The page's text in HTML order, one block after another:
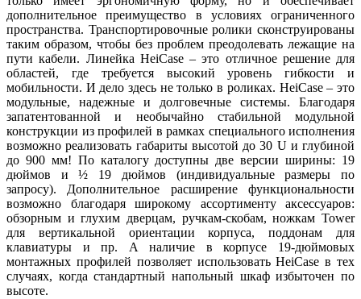
дополнительное преимущество в условиях ограниченного
пространства. Транспортировочные ролики сконструированы
таким образом, чтобы без проблем преодолевать лежащие на
пути кабели. Линейка HeiCase – это отличное решение для
областей, где требуется высокий уровень гибкости и
мобильности. И дело здесь не только в роликах. HeiCase – это
модульные, надежные и долговечные системы. Благодаря
запатентованной и необычайно стабильной модульной
конструкции из профилей в рамках специального исполнения
возможно реализовать габариты высотой до 30 U и глубиной
до 900 мм! По каталогу доступны две версии ширины: 19
дюймов и ½ 19 дюймов (индивидуальные размеры по
запросу). Дополнительное расширение функциональности
возможно благодаря широкому ассортименту аксессуаров:
обзорным и глухим дверцам, ручкам-скобам, ножкам Tower
для вертикальной ориентации корпуса, поддонам для
клавиатуры и пр. А наличие в корпусе 19‑дюймовых
монтажных профилей позволяет использовать HeiCase в тех
случаях, когда стандартный напольный шкаф избыточен по
высоте.